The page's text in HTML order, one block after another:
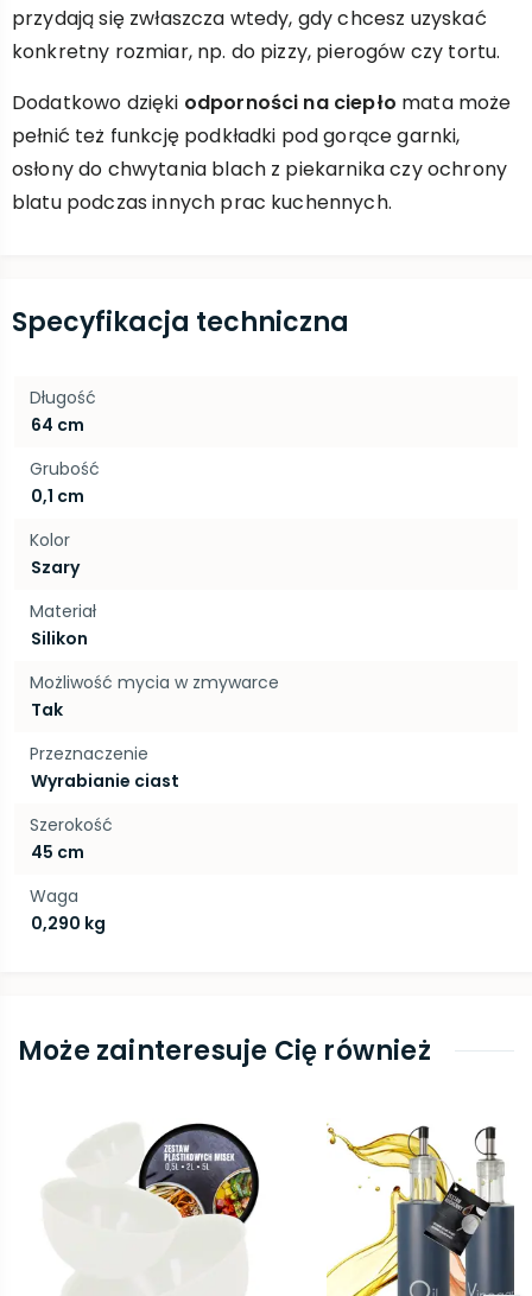
przydają się zwłaszcza wtedy, gdy chcesz uzyskać
konkretny rozmiar, np. do pizzy, pierogów czy tortu.
Dodatkowo dzięki odporności na ciepło mata może
pełnić też funkcję podkładki pod gorące garnki,
osłony do chwytania blach z piekarnika czy ochrony
blatu podczas innych prac kuchennych.
Specyfikacja techniczna
Długość
64 cm
Grubość
0,1 cm
Kolor
Szary
Materiał
Silikon
Możliwość mycia w zmywarce
Tak
Przeznaczenie
Wyrabianie ciast
Szerokość
45 cm
Waga
0,290 kg
Może zainteresuje Cię również